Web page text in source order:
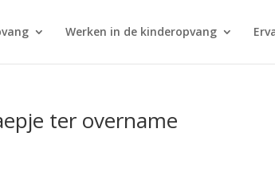
Werken in de kinderopvang
ter overname